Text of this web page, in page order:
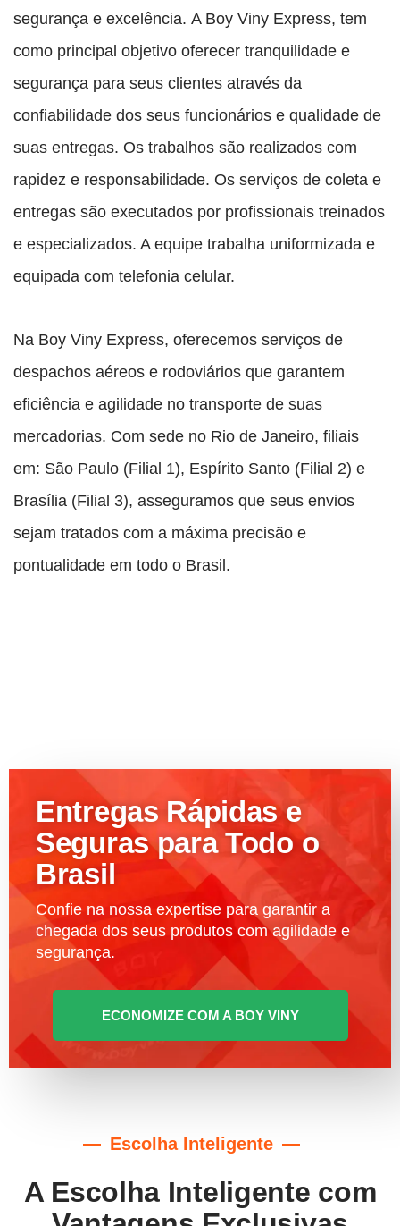
segurança e excelência. A Boy Viny Express, tem
como principal objetivo oferecer tranquilidade e
segurança para seus clientes através da
confiabilidade dos seus funcionários e qualidade de
suas entregas. Os trabalhos são realizados com
rapidez e responsabilidade. Os serviços de coleta e
entregas são executados por profissionais treinados
e especializados. A equipe trabalha uniformizada e
equipada com telefonia celular.
Na Boy Viny Express, oferecemos serviços de
despachos aéreos e rodoviários que garantem
eficiência e agilidade no transporte de suas
mercadorias. Com sede no Rio de Janeiro, filiais
em: São Paulo (Filial 1), Espírito Santo (Filial 2) e
Brasília (Filial 3), asseguramos que seus envios
sejam tratados com a máxima precisão e
pontualidade em todo o Brasil.
Entregas Rápidas e
Seguras para Todo o
Brasil
Confie na nossa expertise para garantir a
chegada dos seus produtos com agilidade e
segurança.
ECONOMIZE COM A BOY VINY
Escolha Inteligente
A Escolha Inteligente com